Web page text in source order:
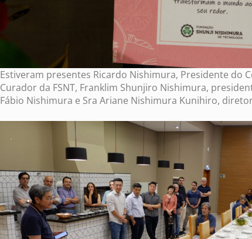
Estiveram presentes Ricardo Nishimura, Presidente do
Curador da FSNT, Franklim Shunjiro Nishimura,
Fábio Nishimura e Sra Ariane Nishimura Kunihiro,